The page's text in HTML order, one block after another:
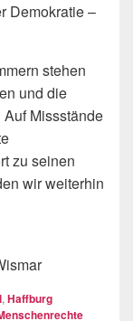
Demokratie –
stehen
und die
Missstände
zu seinen
wir weiterhin
, Haffburg